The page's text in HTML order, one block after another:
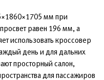
мм при
равен 196 мм, а
использовать кроссовер
день и для дальних
просторный салон,
для пассажиров